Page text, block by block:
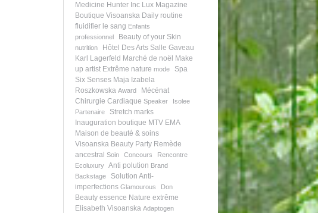
Medicine Hunter Inc Lux Magazine
Boutique Visoanska Daily routine
fluidifier le sang Enfants
professionnel
Beauty of your Skin
nutrition Hôtel Des Arts Salle Gaveau
Karl Lagerfeld Marché de noël
Make
up artist Extrême nature mode
Spa
Six Senses Maja Izabela
Roszkowska Award
Mécénat
Chirurgie Cardiaque Speaker
Isolee
Partenaire
Stretch marks
Inauguration boutique MTV EMA
Maison de beauté & soins
Visoanska Beauty Party Remède
ancestral Soin Concours
Rencontre
Ecoluxury Anti polution Brand
Backstage
Solution Anti-
imperfections Glamourous Don
Beauty essence Nature extrême
Elisabeth Visoanska Adaptogen